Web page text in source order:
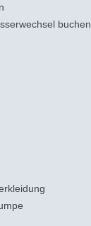
buchen